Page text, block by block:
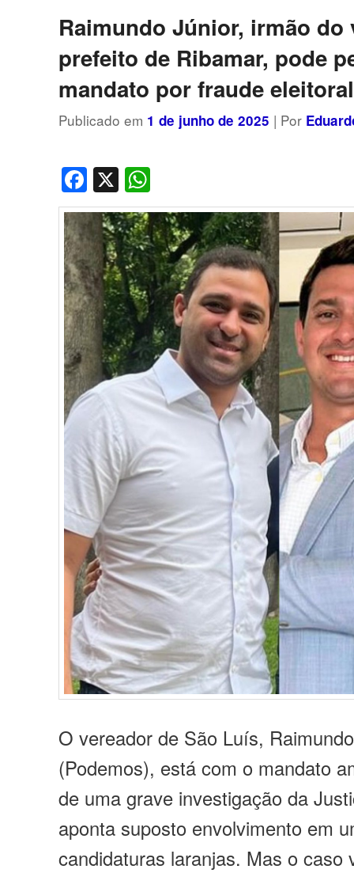
Raimundo Júnior, irmão do
prefeito de Ribamar, pode
mandato por fraude eleitoral
Publicado em 1 de junho de 2025 | Por
Facebook
X
O vereador de São Luís,
(Podemos), está com o mandato
de uma grave investigação da
aponta suposto envolvimento em
candidaturas laranjas. Mas o caso